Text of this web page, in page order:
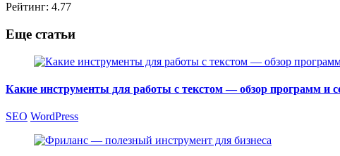
Рейтинг: 4.77
Еще статьи
Какие инструменты для работы с текстом — обзор программ и
SEO WordPress